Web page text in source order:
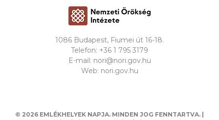
1086 Budapest, Fiumei út 16-18.
Telefon: +36 1 795 3179
E-mail: nori@nori.gov.hu
Web: nori.gov.hu
© 2026 EMLÉKHELYEK NAPJA. MINDEN JOG FENNTARTVA. |